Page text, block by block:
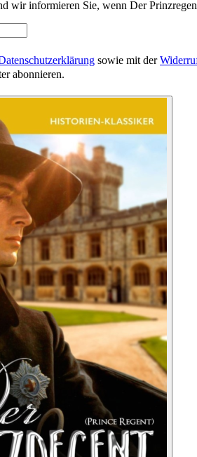
wir informieren Sie, wenn Der
sowie mit der
abonnieren.